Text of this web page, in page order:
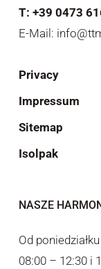
T: +39 0473
E-Mail:
Privacy
Impressum
Sitemap
Isolpak
NASZE
Od
08:00 – 12:30 i